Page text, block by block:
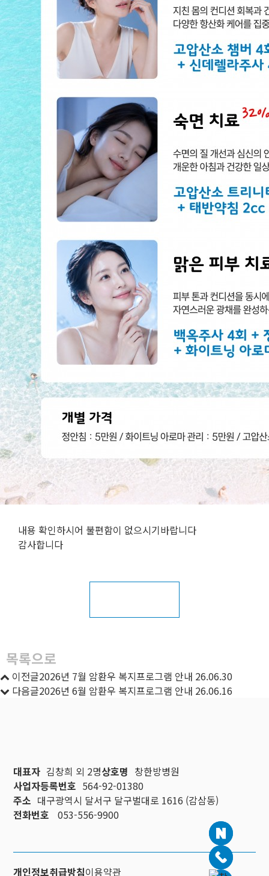
내용 확인하시어 불편함이 없으시기바랍니다
감사합니다
목록으로
이전글2026년 7월 암환우 복지프로그램 안내 26.06.30
다음글2026년 6월 암환우 복지프로그램 안내 26.06.16
대표자 김창희 외 2명상호명 창한방병원
사업자등록번호 564-92-01380
주소 대구광역시 달서구 달구벌대로 1616 (감삼동)
전화번호
053-556-9900
개인정보취급방침이용약관